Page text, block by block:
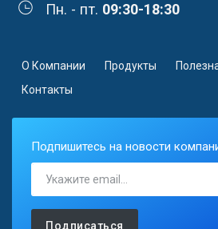
Пн. - пт. 09:30-18:30
О Компании Продукты
Контакты
Подпишитесь на новости
Подписаться